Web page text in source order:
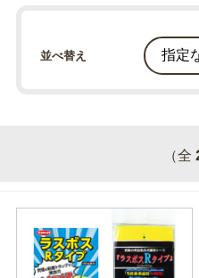
並べ替え
（全